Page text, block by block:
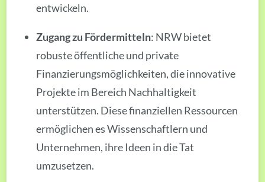
entwickeln.
Zugang zu Fördermitteln: NRW bietet
robuste öffentliche und private
Finanzierungsmöglichkeiten, die innovative
Projekte im Bereich Nachhaltigkeit
unterstützen. Diese finanziellen Ressourcen
ermöglichen es Wissenschaftlern und
Unternehmen, ihre Ideen in die Tat
umzusetzen.